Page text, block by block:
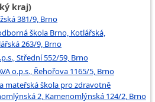
kraj)
381/9, Brno
škola Brno, Kotlářská,
263/9, Brno
Střední 552/59, Brno
o.p.s., Řehořova 1165/5, Brno
mateřská škola pro zdravotně
2, Kamenomlýnská 124/2, Brno